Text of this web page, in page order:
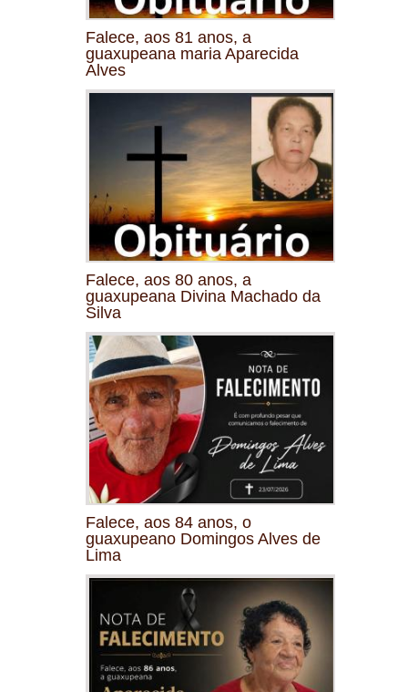
Falece, aos 81 anos, a
guaxupeana maria Aparecida
Alves
Falece, aos 80 anos, a
guaxupeana Divina Machado da
Silva
Falece, aos 84 anos, o
guaxupeano Domingos Alves de
Lima